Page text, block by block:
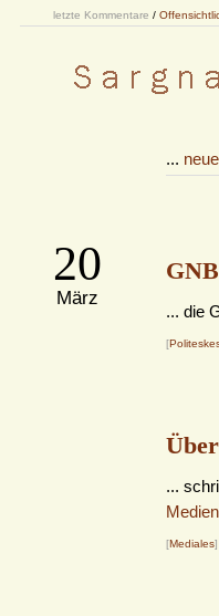
letzte Kommentare /
...
20
März
... die
[
...
[Mediales]